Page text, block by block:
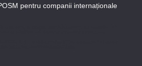
pentru companii internaționale